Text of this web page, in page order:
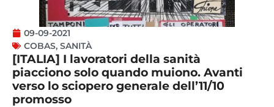
09-09-2021
COBAS, SANITÀ
[ITALIA] I lavoratori della sanità
piacciono solo quando muiono. Avanti
verso lo sciopero generale dell’11/10
promosso